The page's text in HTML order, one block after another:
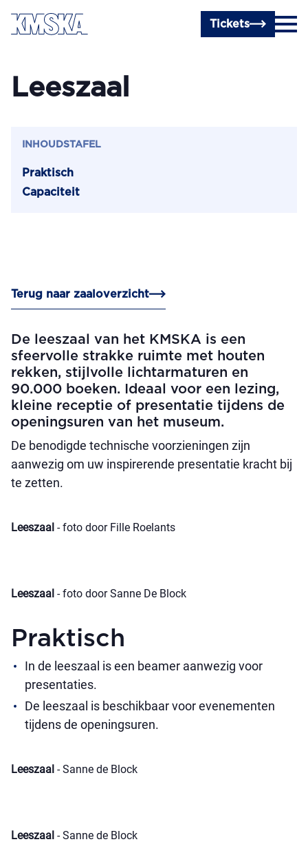
Ga naar hoofdinhoud
Tickets
Leeszaal
INHOUDSTAFEL
Praktisch
Capaciteit
Terug naar zaaloverzicht
De leeszaal van het KMSKA is een
sfeervolle strakke ruimte met houten
rekken, stijlvolle lichtarmaturen en
90.000 boeken. Ideaal voor een lezing,
kleine receptie of presentatie tijdens de
openingsuren van het museum.
De benodigde technische voorzieningen zijn
aanwezig om uw inspirerende presentatie kracht bij
te zetten.
Leeszaal - foto door Fille Roelants
Leeszaal - foto door Sanne De Block
Praktisch
In de leeszaal is een beamer aanwezig voor
presentaties.
De leeszaal is beschikbaar voor evenementen
tijdens de openingsuren.
Leeszaal - Sanne de Block
Leeszaal - Sanne de Block